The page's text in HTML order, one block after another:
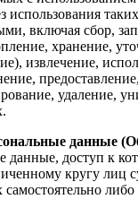
использования
включая сбор,
хранение,
извлечение,
удаление,
данные
данные, доступ к
кругу лиц
либо